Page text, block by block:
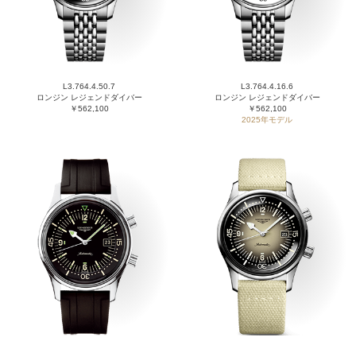
L3.764.4.50.7
ロンジン レジェンドダイバー
￥562,100
L3.764.4.16.6
ロンジン レジェンドダイバー
￥562,100
2025年モデル